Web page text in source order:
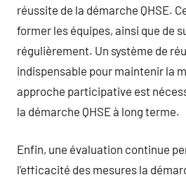
réussite de la démarche QHSE.
former les équipes, ainsi que de
régulièrement. Un système de
indispensable pour maintenir la
approche participative est
la démarche QHSE à long terme.
Enfin, une évaluation continue
l’efficacité des mesures la